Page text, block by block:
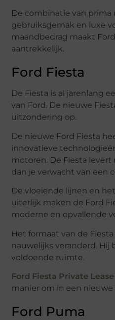
De combinatie van prima
gebruiksgemak en luxe
maandbedrag maakt
aantrekkelijk.
Ford Fiesta
De Fiesta is al jarenlang
van Ford. De nieuwe
uitzondering op.
De nieuwe Ford Fiesta
innovatieve
motoren. De Fiesta
dan je verwacht van een
De vloeiende lijnen en
uiterlijk maken de Ford
moderne en opvallende
Het formaat van de
nauwelijks veranderd.
voldoende ruimte.
Ford Fiesta Private Lease
manier om in een nieuwe
Ford Puma